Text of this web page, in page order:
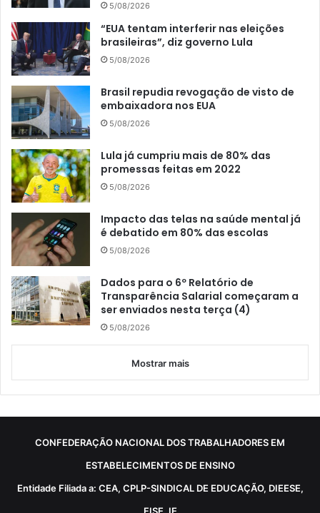
5/08/2026
“EUA tentam interferir nas eleições
brasileiras”, diz governo Lula
5/08/2026
Brasil repudia revogação de visto de
embaixadora nos EUA
5/08/2026
Lula já cumpriu mais de 80% das
promessas feitas em 2022
5/08/2026
Impacto das telas na saúde mental já
é debatido em 80% das escolas
5/08/2026
Dados para o 6º Relatório de
Transparência Salarial começaram a
ser enviados nesta terça (4)
5/08/2026
Mostrar mais
CONFEDERAÇÃO NACIONAL DOS TRABALHADORES EM
ESTABELECIMENTOS DE ENSINO
Entidade Filiada a: CEA, CPLP-SINDICAL DE EDUCAÇÃO, DIEESE,